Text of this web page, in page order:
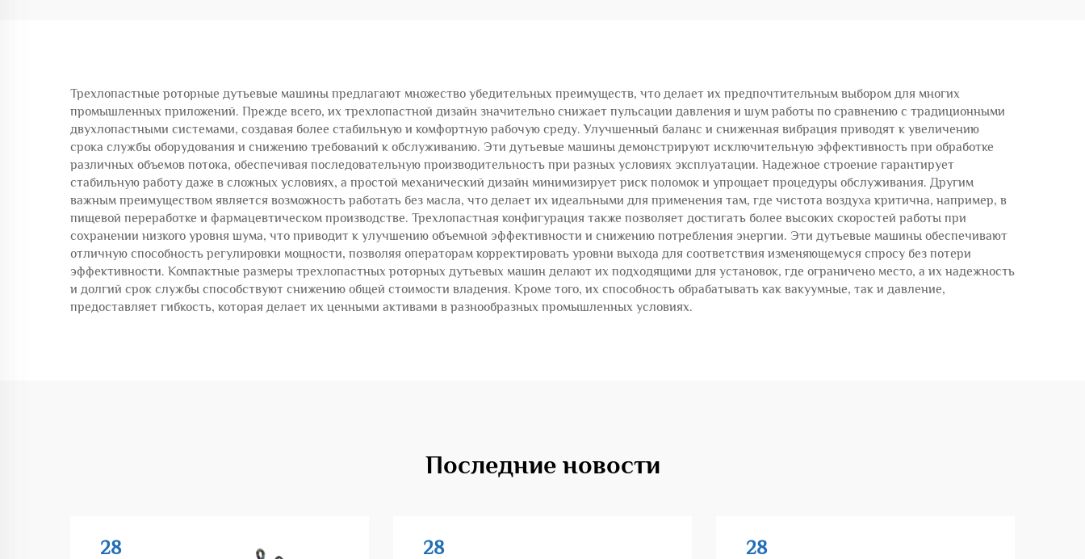
Трехлопастные роторные дутьевые машины предлагают множество убедительных преимуществ, что делает их предпочтительным выбором для многих
промышленных приложений. Прежде всего, их трехлопастной дизайн значительно снижает пульсации давления и шум работы по сравнению с традиционными
двухлопастными системами, создавая более стабильную и комфортную рабочую среду. Улучшенный баланс и сниженная вибрация приводят к увеличению
срока службы оборудования и снижению требований к обслуживанию. Эти дутьевые машины демонстрируют исключительную эффективность при обработке
различных объемов потока, обеспечивая последовательную производительность при разных условиях эксплуатации. Надежное строение гарантирует
стабильную работу даже в сложных условиях, а простой механический дизайн минимизирует риск поломок и упрощает процедуры обслуживания. Другим
важным преимуществом является возможность работать без масла, что делает их идеальными для применения там, где чистота воздуха критична, например, в
пищевой переработке и фармацевтическом производстве. Трехлопастная конфигурация также позволяет достигать более высоких скоростей работы при
сохранении низкого уровня шума, что приводит к улучшению объемной эффективности и снижению потребления энергии. Эти дутьевые машины обеспечивают
отличную способность регулировки мощности, позволяя операторам корректировать уровни выхода для соответствия изменяющемуся спросу без потери
эффективности. Компактные размеры трехлопастных роторных дутьевых машин делают их подходящими для установок, где ограничено место, а их надежность
и долгий срок службы способствуют снижению общей стоимости владения. Кроме того, их способность обрабатывать как вакуумные, так и давление,
предоставляет гибкость, которая делает их ценными активами в разнообразных промышленных условиях.
Последние новости
28 28 28